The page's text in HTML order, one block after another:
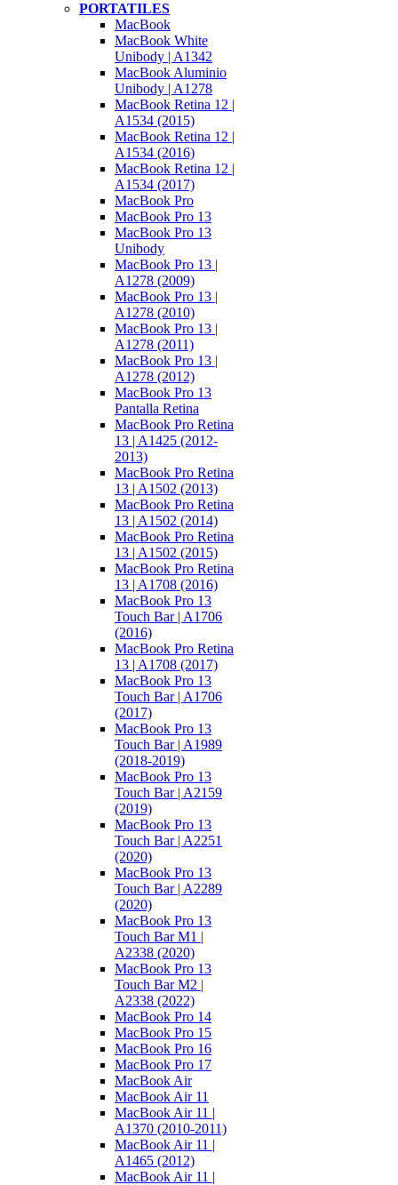
PORTATILES
MacBook
MacBook White
Unibody | A1342
MacBook Aluminio
Unibody | A1278
MacBook Retina 12 |
A1534 (2015)
MacBook Retina 12 |
A1534 (2016)
MacBook Retina 12 |
A1534 (2017)
MacBook Pro
MacBook Pro 13
MacBook Pro 13
Unibody
MacBook Pro 13 |
A1278 (2009)
MacBook Pro 13 |
A1278 (2010)
MacBook Pro 13 |
A1278 (2011)
MacBook Pro 13 |
A1278 (2012)
MacBook Pro 13
Pantalla Retina
MacBook Pro Retina
13 | A1425 (2012-
2013)
MacBook Pro Retina
13 | A1502 (2013)
MacBook Pro Retina
13 | A1502 (2014)
MacBook Pro Retina
13 | A1502 (2015)
MacBook Pro Retina
13 | A1708 (2016)
MacBook Pro 13
Touch Bar | A1706
(2016)
MacBook Pro Retina
13 | A1708 (2017)
MacBook Pro 13
Touch Bar | A1706
(2017)
MacBook Pro 13
Touch Bar | A1989
(2018-2019)
MacBook Pro 13
Touch Bar | A2159
(2019)
MacBook Pro 13
Touch Bar | A2251
(2020)
MacBook Pro 13
Touch Bar | A2289
(2020)
MacBook Pro 13
Touch Bar M1 |
A2338 (2020)
MacBook Pro 13
Touch Bar M2 |
A2338 (2022)
MacBook Pro 14
MacBook Pro 15
MacBook Pro 16
MacBook Pro 17
MacBook Air
MacBook Air 11
MacBook Air 11 |
A1370 (2010-2011)
MacBook Air 11 |
A1465 (2012)
MacBook Air 11 |